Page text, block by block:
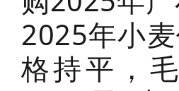
2025年小
格持平，